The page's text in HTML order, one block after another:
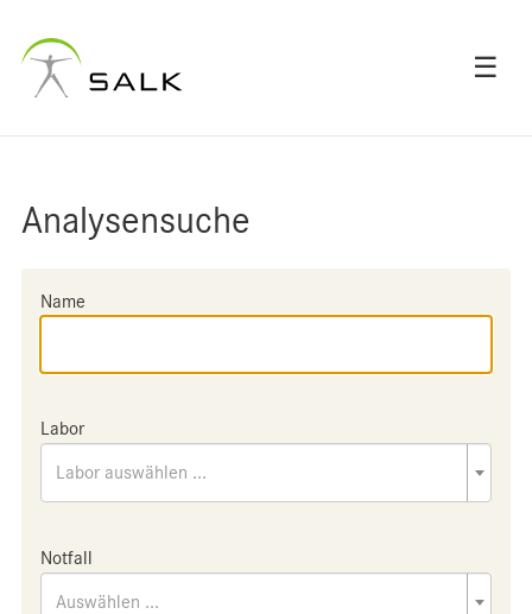
☰
Analysensuche
Name
Labor
Labor auswählen ...
Notfall
Auswählen ...